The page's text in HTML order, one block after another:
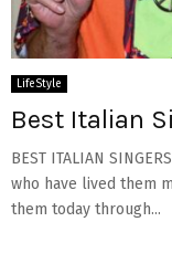
LifeStyle
Best Italian
BEST ITALIAN
who have lived them
them today through...